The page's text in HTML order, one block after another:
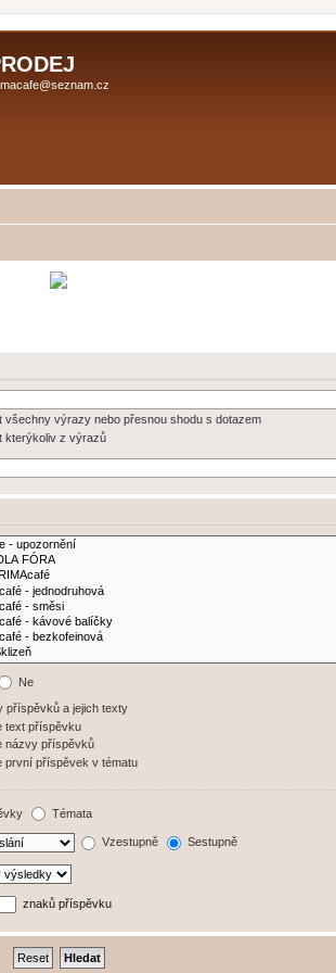
všechny výrazy nebo přesnou shodu s dotazem
kterýkoliv z výrazů
Ne
příspěvků a jejich texty
text příspěvku
názvy příspěvků
první příspěvek v tématu
Témata
Vzestupně Sestupně
znaků příspěvku